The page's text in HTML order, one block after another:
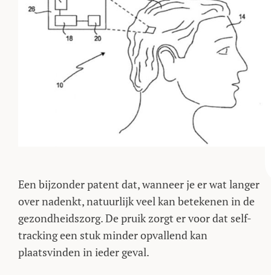
Een bijzonder patent dat, wanneer je er wat langer
over nadenkt, natuurlijk veel kan betekenen in de
gezondheidszorg. De pruik zorgt er voor dat self-
tracking een stuk minder opvallend kan
plaatsvinden in ieder geval.